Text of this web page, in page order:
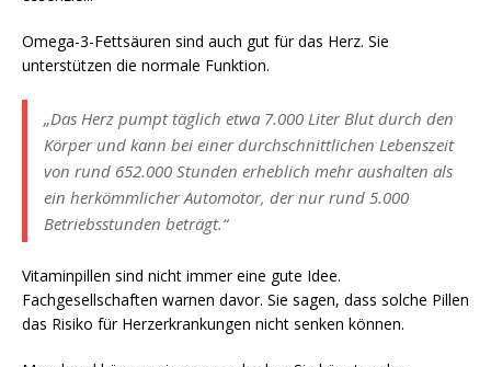
Omega-3-Fettsäuren sind auch gut für das Herz. Sie
unterstützen die normale Funktion.
„Das Herz pumpt täglich etwa 7.000 Liter Blut durch den
Körper und kann bei einer durchschnittlichen Lebenszeit
von rund 652.000 Stunden erheblich mehr aushalten als
ein herkömmlicher Automotor, der nur rund 5.000
Betriebsstunden beträgt.“
Vitaminpillen sind nicht immer eine gute Idee.
Fachgesellschaften warnen davor. Sie sagen, dass solche Pillen
das Risiko für Herzerkrankungen nicht senken können.